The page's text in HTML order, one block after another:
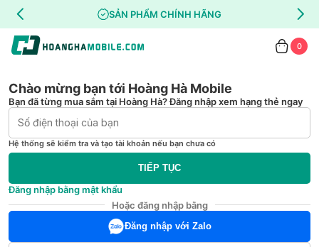
SẢN PHẨM CHÍNH HÃNG
0
Chào mừng bạn tới Hoàng Hà Mobile
Bạn đã từng mua sắm tại Hoàng Hà? Đăng nhập xem hạng thẻ ngay
Hệ thống sẽ kiểm tra và tạo tài khoản nếu bạn chưa có
TIẾP TỤC
Đăng nhập bằng mật khẩu
Hoặc đăng nhập bằng
Đăng nhập với Zalo